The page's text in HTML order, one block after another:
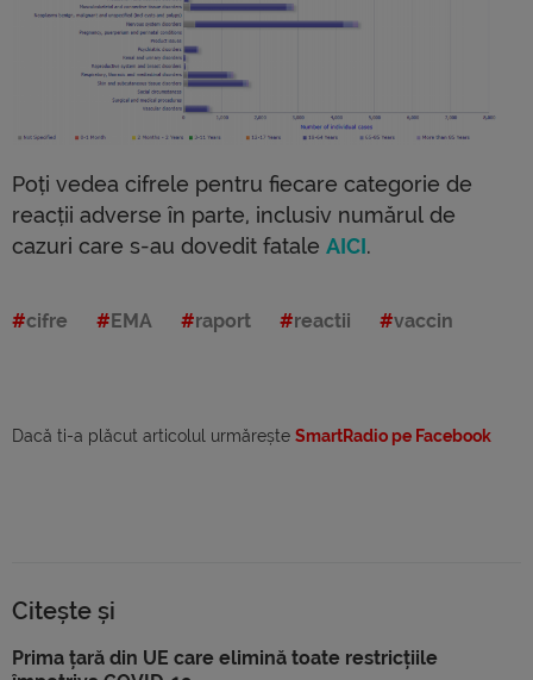
Poți vedea cifrele pentru fiecare categorie de
reacții adverse în parte, inclusiv numărul de
cazuri care s-au dovedit fatale AICI.
cifre EMA raport reactii vaccin
Dacă ti-a plăcut articolul urmărește SmartRadio pe Facebook
Citește și
Prima țară din UE care elimină toate restricțiile